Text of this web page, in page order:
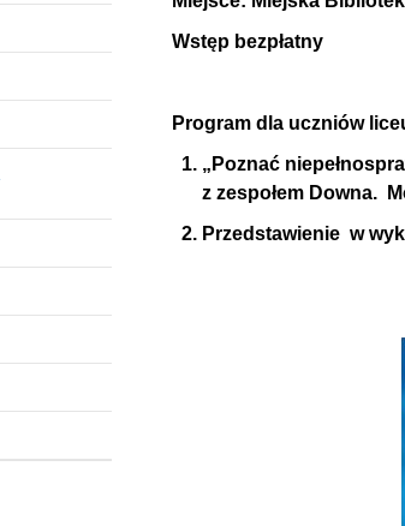
Wstęp bezpłatny
Program dla uczniów
„Poznać
z zespołem Downa.
Przedstawienie w